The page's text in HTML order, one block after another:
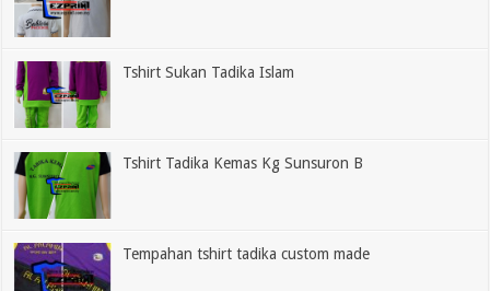
Tshirt Sukan Tadika Islam
Tshirt Tadika Kemas Kg Sunsuron B
Tempahan tshirt tadika custom made